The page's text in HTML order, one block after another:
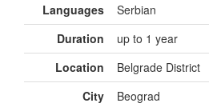
Languages
Serbian
Duration
up to 1 year
Location
Belgrade District
City
Beograd